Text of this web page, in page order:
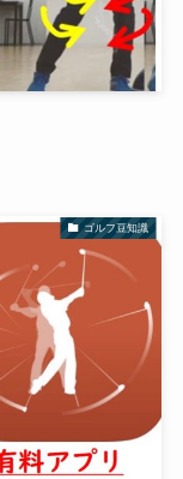
ゴルフ豆知識